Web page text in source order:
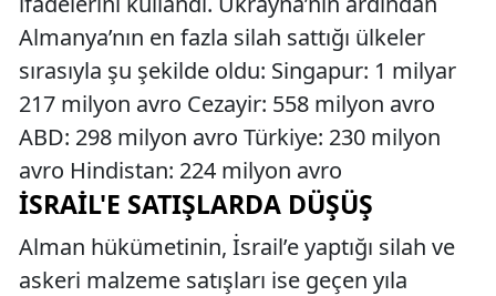
Almanya’nın en fazla silah sattığı ülkeler
sırasıyla şu şekilde oldu: Singapur: 1 milyar
217 milyon avro Cezayir: 558 milyon avro
ABD: 298 milyon avro Türkiye: 230 milyon
avro Hindistan: 224 milyon avro
İSRAIL'E SATIŞLARDA DÜŞÜŞ
Alman hükümetinin, İsrail’e yaptığı silah ve
askeri malzeme satışları ise geçen yıla